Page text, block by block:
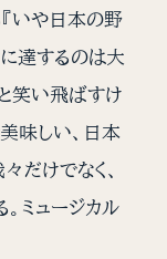
いや日本の野
達するのは大
笑い飛ばすけ
味しい、日本
だけでなく、
ミュージカル